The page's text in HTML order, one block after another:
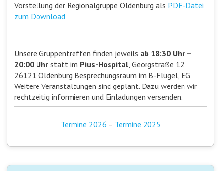
Vorstellung der Regionalgruppe Oldenburg als PDF-Datei
zum Download
Unsere Gruppentreffen finden jeweils ab 18:30 Uhr –
20:00 Uhrstatt im Pius-Hospital, Georgstraße 12
26121 Oldenburg Besprechungsraum im B-Flügel, EG
Weitere Veranstaltungen sind geplant. Dazu werden wir
rechtzeitig informieren und Einladungen versenden.
Termine 2026 – Termine 2025